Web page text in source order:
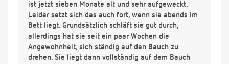
ist jetzt sieben Monate alt und sehr aufgeweckt.
Leider setzt sich das auch fort, wenn sie abends im
Bett liegt. Grundsätzlich schläft sie gut durch,
allerdings hat sie seit ein paar Wochen die
Angewohnheit, sich ständig auf den Bauch zu
drehen. Sie liegt dann vollständig auf dem Bauch